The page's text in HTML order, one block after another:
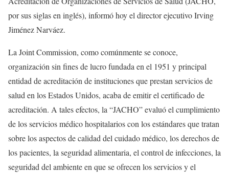
por sus siglas en inglés), informó hoy el director ejecutivo Irving
Jiménez Narváez.
La Joint Commission, como comúnmente se conoce,
organización sin fines de lucro fundada en el 1951 y principal
entidad de acreditación de instituciones que prestan servicios de
salud en los Estados Unidos, acaba de emitir el certificado de
acreditación. A tales efectos, la “JACHO” evaluó el cumplimiento
de los servicios médico hospitalarios con los estándares que tratan
sobre los aspectos de calidad del cuidado médico, los derechos de
los pacientes, la seguridad alimentaria, el control de infecciones, la
seguridad del ambiente en que se ofrecen los servicios y el